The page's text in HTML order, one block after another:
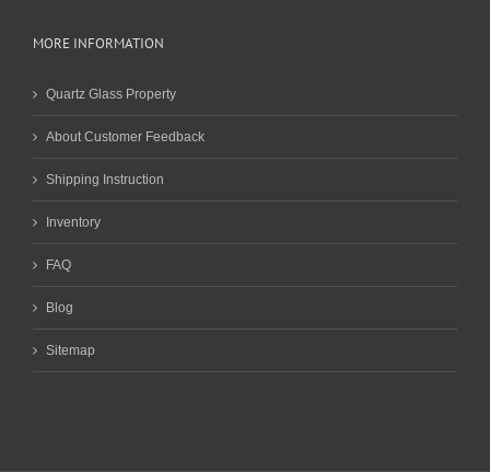
MORE INFORMATION
Quartz Glass Property
About Customer Feedback
Shipping Instruction
Inventory
FAQ
Blog
Sitemap